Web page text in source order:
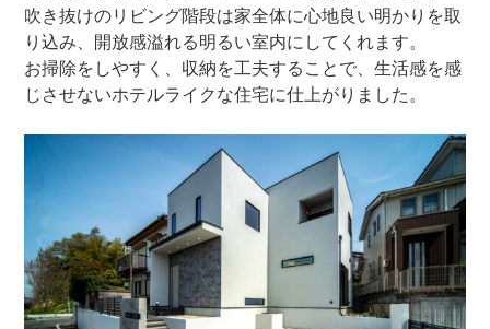
吹き抜けのリビング階段は家全体に心地良い明かりを取
り込み、開放感溢れる明るい室内にしてくれます。
お掃除をしやすく、収納を工夫することで、生活感を感
じさせないホテルライクな住宅に仕上がりました。